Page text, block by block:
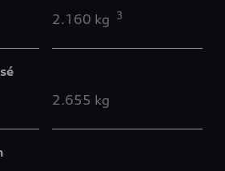
2.160 kg 3
2.655 kg